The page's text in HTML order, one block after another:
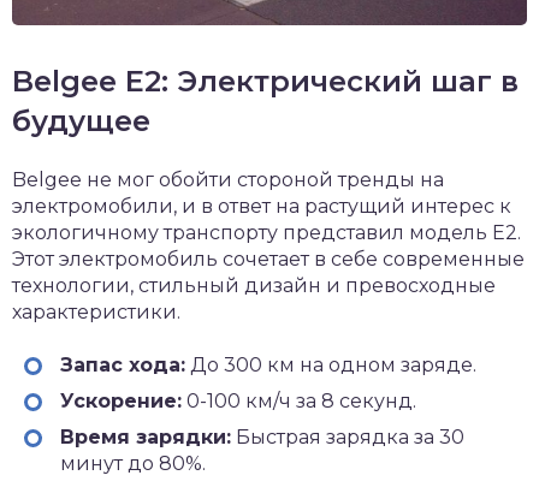
Belgee E2: Электрический шаг в
будущее
Belgee не мог обойти стороной тренды на
электромобили, и в ответ на растущий интерес к
экологичному транспорту представил модель E2.
Этот электромобиль сочетает в себе современные
технологии, стильный дизайн и превосходные
характеристики.
Запас хода: До 300 км на одном заряде.
Ускорение: 0-100 км/ч за 8 секунд.
Время зарядки: Быстрая зарядка за 30
минут до 80%.